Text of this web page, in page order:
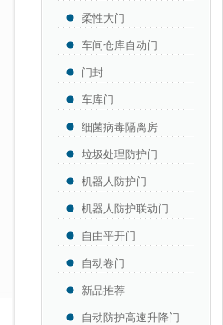
柔性大门
车间仓库自动门
门封
车库门
细菌病毒隔离房
垃圾处理防护门
机器人防护门
机器人防护联动门
自由平开门
自动卷门
新品推荐
自动防护高速升降门